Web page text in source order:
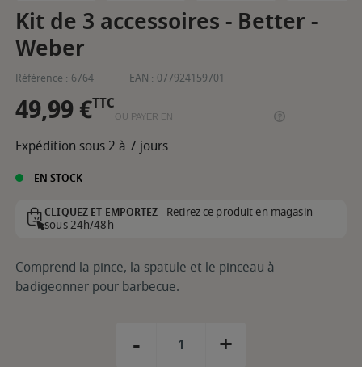
Kit de 3 accessoires - Better -
Weber
Référence : 6764 EAN : 077924159701
49,99 €TTC
OU PAYER EN
Expédition sous 2 à 7 jours
EN STOCK
CLIQUEZ ET EMPORTEZ -Retirez ce produit en magasin
sous 24h/48h
Comprend la pince, la spatule et le pinceau à
badigeonner pour barbecue.
- +